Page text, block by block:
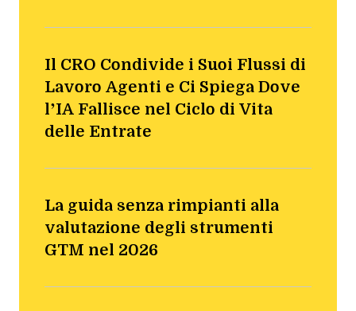
Il CRO Condivide i Suoi Flussi di
Lavoro Agenti e Ci Spiega Dove
l’IA Fallisce nel Ciclo di Vita
delle Entrate
La guida senza rimpianti alla
valutazione degli strumenti
GTM nel 2026